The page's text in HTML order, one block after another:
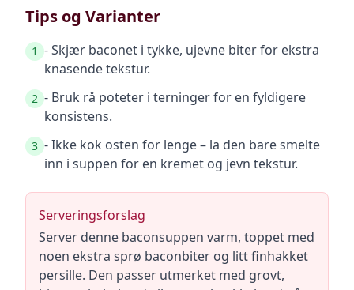
Tips og Varianter
1 - Skjær baconet i tykke, ujevne biter for ekstra
knasende tekstur.
2 - Bruk rå poteter i terninger for en fyldigere
konsistens.
3 - Ikke kok osten for lenge – la den bare smelte
inn i suppen for en kremet og jevn tekstur.
Serveringsforslag
Server denne baconsuppen varm, toppet med
noen ekstra sprø baconbiter og litt finhakket
persille. Den passer utmerket med grovt,